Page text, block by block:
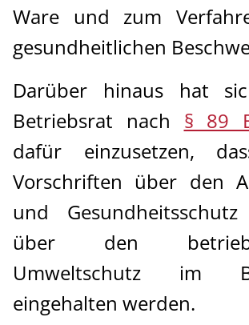
Ware und zum
gesundheitlichen
Darüber hinaus hat
Betriebsrat nach § 89
dafür einzusetzen,
Vorschriften über den
und
über den
Umweltschutz im
eingehalten werden.